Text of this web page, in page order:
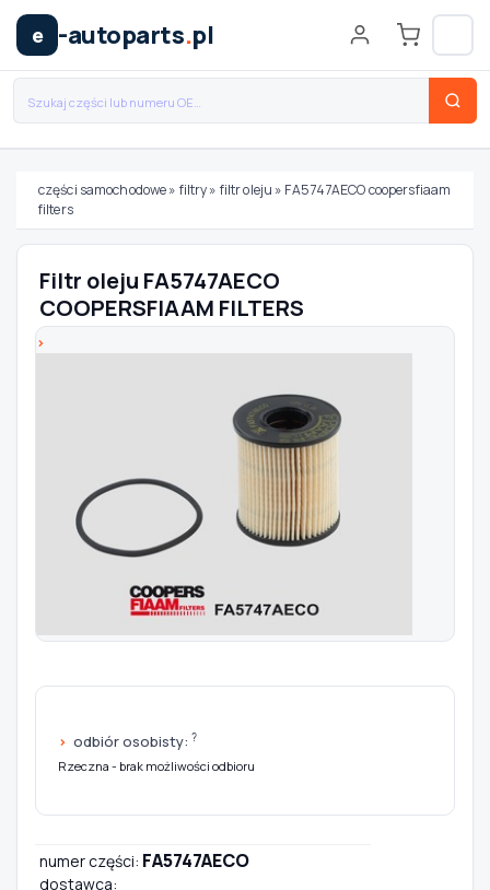
e -autoparts.pl
Wybierz swój pojazd
MARKA
Szukaj pasujących części
Anuluj
części samochodowe» filtry» filtr oleju » FA5747AECO coopersfiaam
filters
Filtr oleju FA5747AECO
COOPERSFIAAM FILTERS
odbiór osobisty: ?
Rzeczna - brak możliwości odbioru
numer części: FA5747AECO
dostawca: